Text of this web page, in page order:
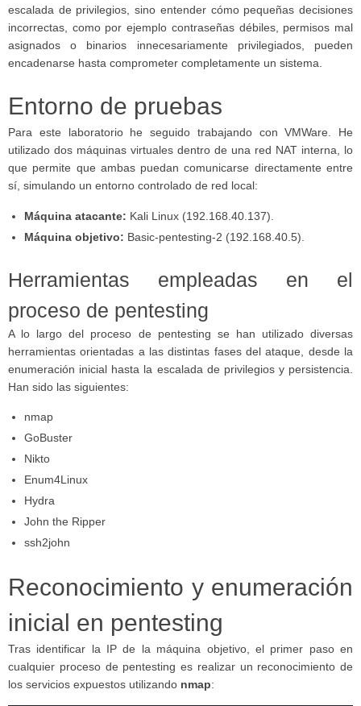
escalada de privilegios, sino entender cómo pequeñas decisiones
incorrectas, como por ejemplo contraseñas débiles, permisos mal
asignados o binarios innecesariamente privilegiados, pueden
encadenarse hasta comprometer completamente un sistema.
Entorno de pruebas
Para este laboratorio he seguido trabajando con VMWare. He
utilizado dos máquinas virtuales dentro de una red NAT interna, lo
que permite que ambas puedan comunicarse directamente entre
sí, simulando un entorno controlado de red local:
Máquina atacante: Kali Linux (192.168.40.137).
Máquina objetivo: Basic-pentesting-2 (192.168.40.5).
Herramientas empleadas en el
proceso de pentesting
A lo largo del proceso de pentesting se han utilizado diversas
herramientas orientadas a las distintas fases del ataque, desde la
enumeración inicial hasta la escalada de privilegios y persistencia.
Han sido las siguientes:
nmap
GoBuster
Nikto
Enum4Linux
Hydra
John the Ripper
ssh2john
Reconocimiento y enumeración
inicial en pentesting
Tras identificar la IP de la máquina objetivo, el primer paso en
cualquier proceso de pentesting es realizar un reconocimiento de
los servicios expuestos utilizando nmap: